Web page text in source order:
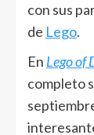
con sus
de Lego.
En Lego of
completo